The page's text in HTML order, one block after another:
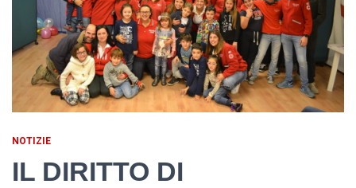
NOTIZIE
IL DIRITTO DI